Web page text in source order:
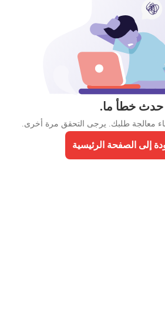
حدث خطأ ما.
معالجة طلبك. يرجى التحقق مرة أخرى.
إلى الصفحة الرئيسية